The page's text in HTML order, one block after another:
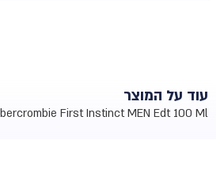
עוד על המוצר
Abercrombie First Instinct MEN Edt 100 Ml